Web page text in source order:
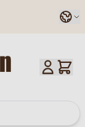
Taal